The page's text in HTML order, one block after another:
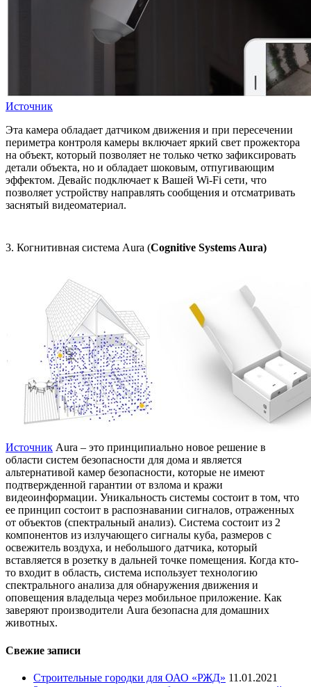
Источник
Эта камера обладает датчиком движения и при пересечении
периметра контроля камеры включает яркий свет прожектора
на объект, который позволяет не только четко зафиксировать
детали объекта, но и обладает шоковым, отпугивающим
эффектом. Девайс подключает к Вашей Wi-Fi сети, что
позволяет устройству направлять сообщения и отсматривать
заснятый видеоматериал.
3. Когнитивная система Aura (Cognitive Systems Aura)
Источник Aura – это принципиально новое решение в
области систем безопасности для дома и является
альтернативой камер безопасности, которые не имеют
подтвержденной гарантии от взлома и кражи
видеоинформации. Уникальность системы состоит в том, что
ее принцип состоит в распознавании сигналов, отраженных
от объектов (спектральный анализ). Система состоит из 2
компонентов из излучающего сигналы куба, размеров с
освежитель воздуха, и небольшого датчика, который
вставляется в розетку в дальней точке помещения. Когда кто-
то входит в область, система использует технологию
спектрального анализа для обнаружения движения и
оповещения владельца через мобильное приложение. Как
заверяют производители Aura безопасна для домашних
животных.
Свежие записи
Строительные городки для ОАО «РЖД» 11.01.2021